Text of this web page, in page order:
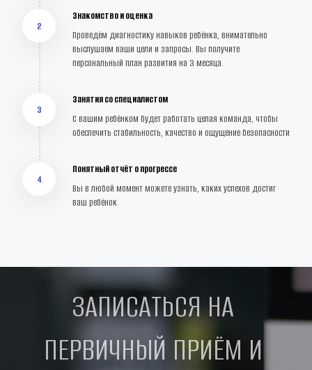
2
Знакомство и оценка
Проведём диагностику навыков ребёнка, внимательно
выслушаем ваши цели и запросы. Вы получите
персональный план развития на 3 месяца.
3
Занятия со специалистом
С вашим ребёнком будет работать целая команда, чтобы
обеспечить стабильность, качество и ощущение безопасности
4
Понятный отчёт о прогрессе
Вы в любой момент можете узнать, каких успехов достиг
ваш ребёнок.
ЗАПИСАТЬСЯ НА
ПЕРВИЧНЫЙ ПРИЁМ И